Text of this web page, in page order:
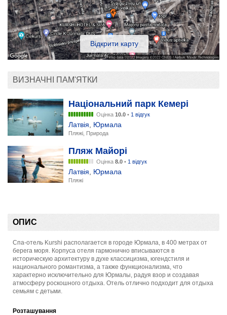
Відкрити карту
ВИЗНАЧНІ ПАМ'ЯТКИ
Національний парк Кемері
Оцінка 10.0 • 1 відгук
Латвія Юрмала
Пляжі, Природа
Пляж Майорі
Оцінка 8.0 • 1 відгук
Латвія Юрмала
Пляжі
ОПИС
Спа-отель Kurshi располагается в городе Юрмала, в 400 метрах от
берега моря. Корпуса отеля гармонично вписываются в
историческую архитектуру в духе классицизма, югендстиля и
национального романтизма, а также функционализма, что
характерно исключительно для Юрмалы, радуя взор и создавая
атмосферу роскошного отдыха. Отель отлично подходит для отдыха
семьям с детьми.
Розташування